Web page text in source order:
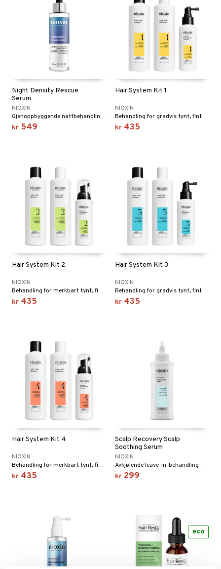
Night Density Rescue
Serum
NIOXIN
Gjenoppbyggende nattbehandling for et fyldigere og tjukkere hår fra Nioxin
kr 549
Hair System Kit 1
NIOXIN
Behandling for gradvis tynt, fint & ubehandlet hår.
kr 435
Hair System Kit 2
NIOXIN
Behandling for merkbart tynt, fint & ubehandlet hår.
kr 435
Hair System Kit 3
NIOXIN
Behandling for gradvis tynt, fint & kjemisk behandlet hår.
kr 435
Hair System Kit 4
NIOXIN
Behandling for merkbart tynt, fint & kjemisk behandlet hår.
kr 435
Scalp Recovery Scalp
Soothing Serum
NIOXIN
Avkjølende leave-in-behandling mot flass og kløende, flassende hodebunn fra Nioxin
kr 299
eco